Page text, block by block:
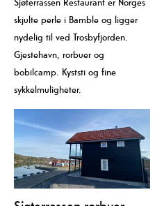
skjulte perle i Bamble og ligger
nydelig til ved Trosbyfjorden.
Gjestehavn, rorbuer og
bobilcamp. Kyststi og fine
sykkelmuligheter.